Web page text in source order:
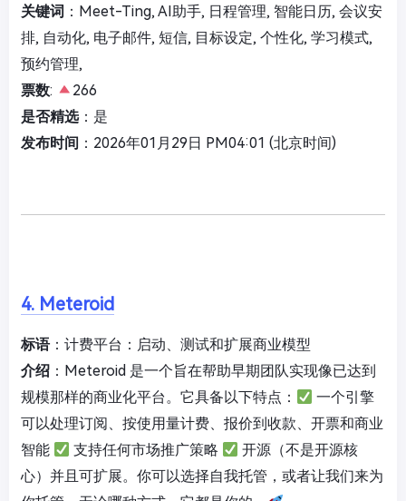
关键词 ：Meet-Ting, AI助手, 日程管理, 智能日历, 会议安
排, 自动化, 电子邮件, 短信, 目标设定, 个性化, 学习模式,
预约管理,
票数:
266
是否精选：是
发布时间 ：2026年01月29日 PM04:01 (北京时间)
4. Meteroid
标语：计费平台：启动、测试和扩展商业模型
介绍 ：Meteroid 是一个旨在帮助早期团队实现像已达到
规模那样的商业化平台。它具备以下特点：
一个引擎
可以处理订阅、按使用量计费、报价到收款、开票和商业
智能
支持任何市场推广策略
开源（不是开源核
心）并且可扩展。你可以选择自我托管，或者让我们来为